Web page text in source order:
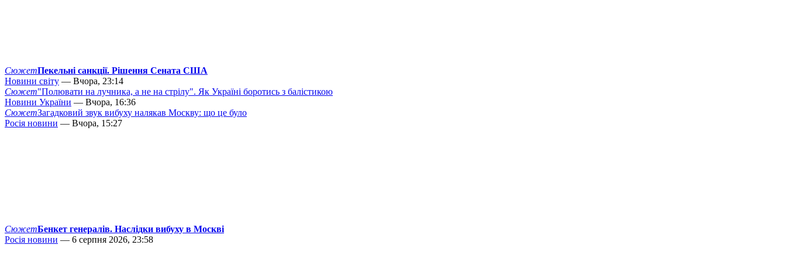
СюжетПекельні санкції. Рішення Сената США
Новини світу — Вчора, 23:14
Сюжет"Полювати на лучника, а не на стрілу". Як Україні боротись з балістикою
Новини України — Вчора, 16:36
СюжетЗагадковий звук вибуху налякав Москву: що це було
Росія новини — Вчора, 15:27
СюжетБенкет генералів. Наслідки вибуху в Москві
Росія новини — 6 серпня 2026, 23:58